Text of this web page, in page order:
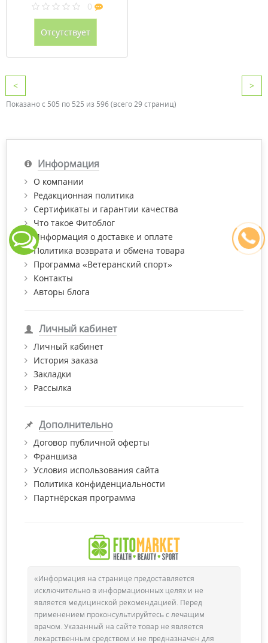
0
Отсутствует
< >
Показано с 505 по 525 из 596 (всего 29 страниц)
Информация
О компании
Редакционная политика
Сертификаты и гарантии качества
Что такое Фитоблог
Информация о доставке и оплате
Политика возврата и обмена товара
Программа «Ветеранский спорт»
Контакты
Авторы блога
Личный кабинет
Личный кабинет
История заказа
Закладки
Рассылка
Дополнительно
Договор публичной оферты
Франшиза
Условия использования сайта
Политика конфиденциальности
Партнёрская программа
«Информация на странице предоставляется
исключительно в информационных целях и не
является медицинской рекомендацией. Перед
применением проконсультируйтесь с лечащим
врачом. Указанный на сайте товар не является
лекарственным средством и не предназначен для